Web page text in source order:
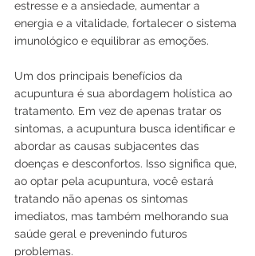
estresse e a ansiedade, aumentar a
energia e a vitalidade, fortalecer o sistema
imunológico e equilibrar as emoções.
Um dos principais benefícios da
acupuntura é sua abordagem holística ao
tratamento. Em vez de apenas tratar os
sintomas, a acupuntura busca identificar e
abordar as causas subjacentes das
doenças e desconfortos. Isso significa que,
ao optar pela acupuntura, você estará
tratando não apenas os sintomas
imediatos, mas também melhorando sua
saúde geral e prevenindo futuros
problemas.